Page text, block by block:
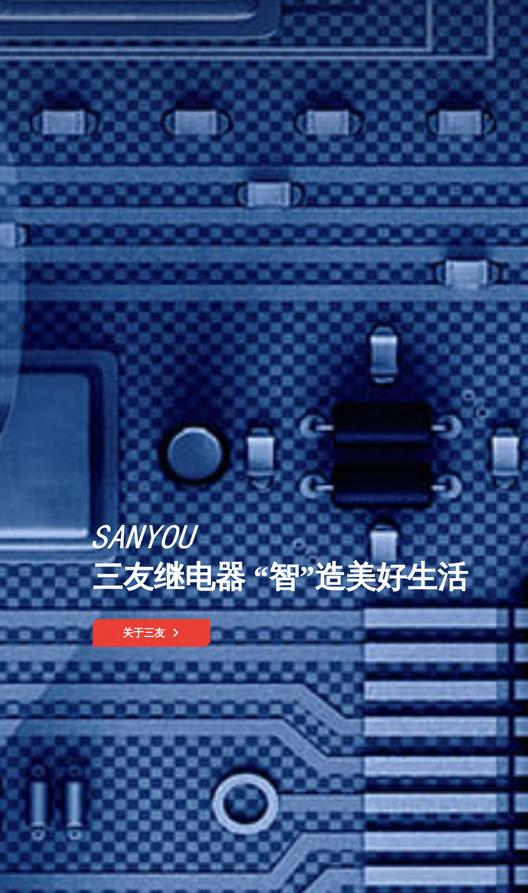
三友继电器 开创智慧城市新时
关于三友